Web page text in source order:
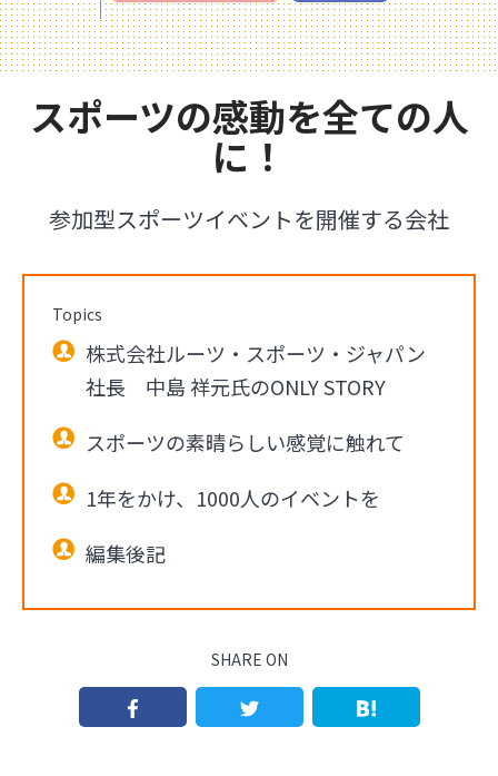
スポーツの感動を全ての人
に！
参加型スポーツイベントを開催する会社
Topics
株式会社ルーツ・スポーツ・ジャパン
社長 中島 祥元氏のONLY STORY
スポーツの素晴らしい感覚に触れて
1年をかけ、1000人のイベントを
編集後記
SHARE ON